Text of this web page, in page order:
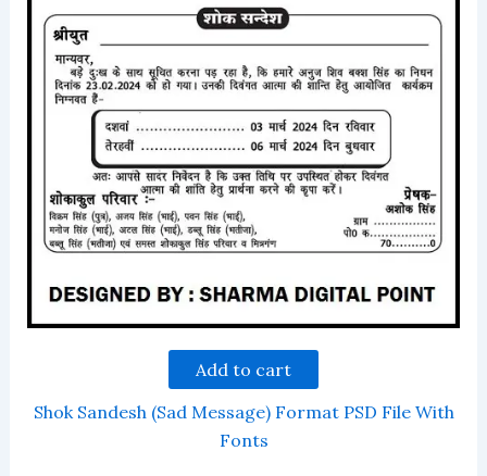
Add to cart
Shok Sandesh (Sad Message) Format PSD File With
Fonts